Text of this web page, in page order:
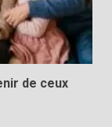
de ceux